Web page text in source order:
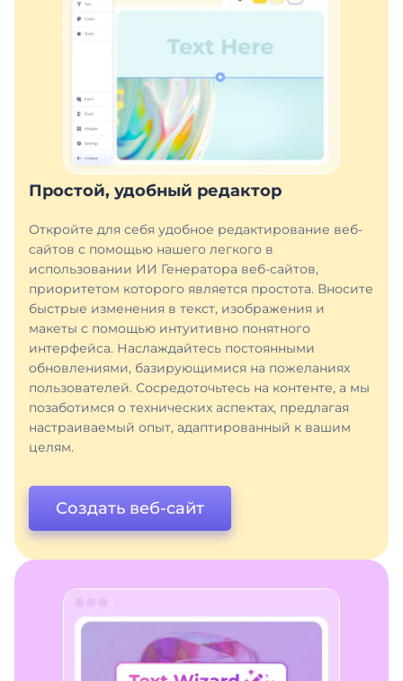
Простой, удобный редактор
Откройте для себя удобное редактирование веб-
сайтов с помощью нашего легкого в
использовании ИИ Генератора веб-сайтов,
приоритетом которого является простота. Вносите
быстрые изменения в текст, изображения и
макеты с помощью интуитивно понятного
интерфейса. Наслаждайтесь постоянными
обновлениями, базирующимися на пожеланиях
пользователей. Сосредоточьтесь на контенте, а мы
позаботимся о технических аспектах, предлагая
настраиваемый опыт, адаптированный к вашим
целям.
Создать веб-сайт